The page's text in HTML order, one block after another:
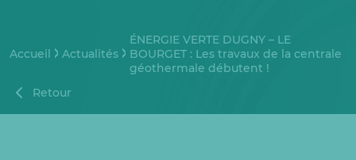
Accueil Actualités
ÉNERGIE VERTE DUGNY – LE
BOURGET : Les travaux de la centrale
géothermale débutent !
Retour